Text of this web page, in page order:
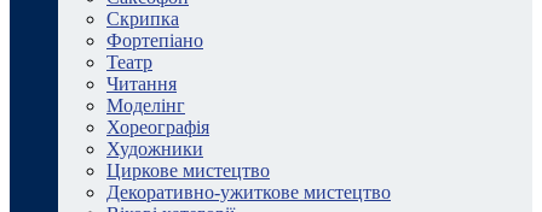
Скрипка
Фортепіано
Театр
Читання
Моделінг
Хореографія
Художники
Циркове мистецтво
Декоративно-ужиткове мистецтво